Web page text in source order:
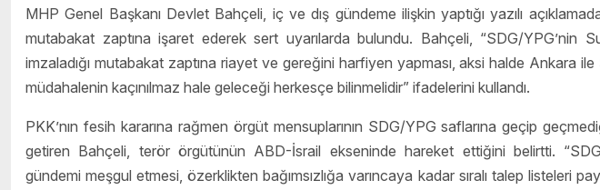
MHP Genel Başkanı Devlet Bahçeli, iç ve dış gündeme ilişkin yaptığı yazılı
mutabakat zaptına işaret ederek sert uyarılarda bulundu. Bahçeli, “SDG/YPG’nin
imzaladığı mutabakat zaptına riayet ve gereğini harfiyen yapması, aksi halde Ankara ile
müdahalenin kaçınılmaz hale geleceği herkesçe bilinmelidir” ifadelerini kullandı.
PKK’nın fesih kararına rağmen örgüt mensuplarının SDG/YPG saflarına geçip
getiren Bahçeli, terör örgütünün ABD-İsrail ekseninde hareket ettiğini belirtti.
gündemi meşgul etmesi, özerklikten bağımsızlığa varıncaya kadar sıralı talep listeleri